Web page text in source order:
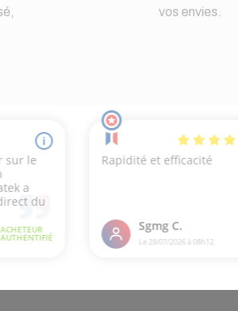
vos envies.